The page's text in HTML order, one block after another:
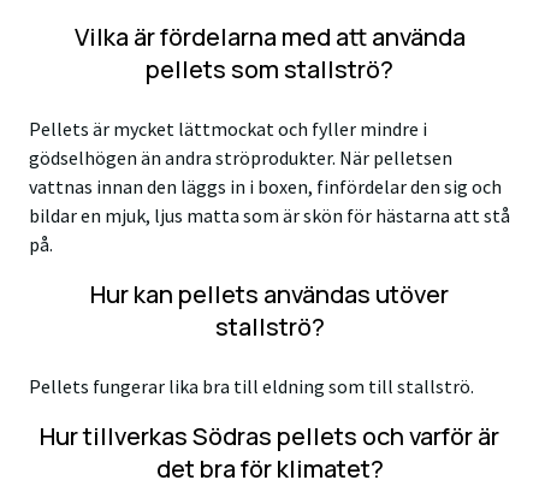
Vilka är fördelarna med att använda
pellets som stallströ?
Pellets är mycket lättmockat och fyller mindre i
gödselhögen än andra ströprodukter. När pelletsen
vattnas innan den läggs in i boxen, finfördelar den sig och
bildar en mjuk, ljus matta som är skön för hästarna att stå
på.
Hur kan pellets användas utöver
stallströ?
Pellets fungerar lika bra till eldning som till stallströ.
Hur tillverkas Södras pellets och varför är
det bra för klimatet?